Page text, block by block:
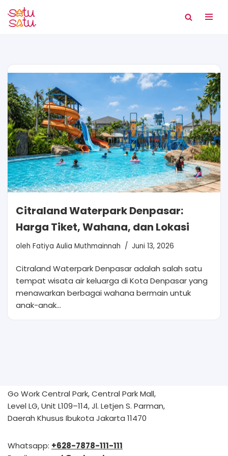
Lompat
Citraland Waterpark Denpasar:
Harga Tiket, Wahana, dan Lokasi
oleh Fatiya Aulia Muthmainnah Juni 13, 2026
Citraland Waterpark Denpasar adalah salah satu
tempat wisata air keluarga di Kota Denpasar yang
menawarkan berbagai wahana bermain untuk
anak-anak…
Go Work Central Park, Central Park Mall,
Level LG, Unit L109–114, Jl. Letjen S. Parman,
Daerah Khusus Ibukota Jakarta 11470
Whatsapp: +628-7878-111-111